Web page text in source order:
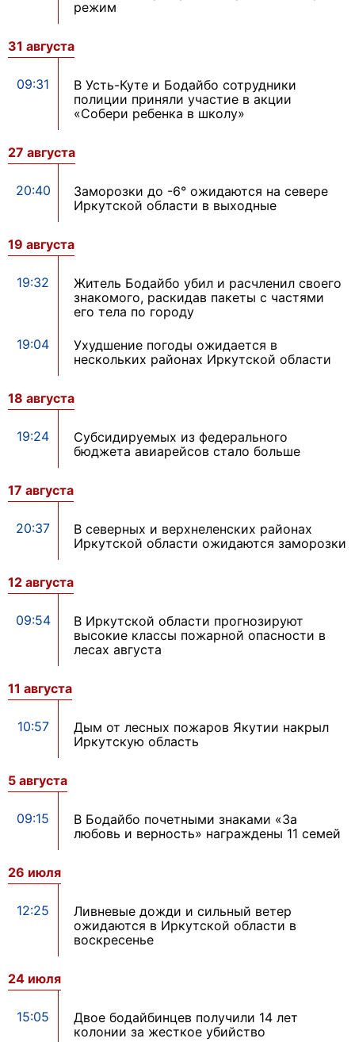
режим
31 августа
09:31
В Усть-Куте и Бодайбо сотрудники
полиции приняли участие в акции
«Собери ребенка в школу»
27 августа
20:40
Заморозки до -6° ожидаются на севере
Иркутской области в выходные
19 августа
19:32
Житель Бодайбо убил и расчленил своего
знакомого, раскидав пакеты с частями
его тела по городу
19:04
Ухудшение погоды ожидается в
нескольких районах Иркутской области
18 августа
19:24
Субсидируемых из федерального
бюджета авиарейсов стало больше
17 августа
20:37
В северных и верхнеленских районах
Иркутской области ожидаются заморозки
12 августа
09:54
В Иркутской области прогнозируют
высокие классы пожарной опасности в
лесах августа
11 августа
10:57
Дым от лесных пожаров Якутии накрыл
Иркутскую область
5 августа
09:15
В Бодайбо почетными знаками «За
любовь и верность» награждены 11 семей
26 июля
12:25
Ливневые дожди и сильный ветер
ожидаются в Иркутской области в
воскресенье
24 июля
15:05
Двое бодайбинцев получили 14 лет
колонии за жесткое убийство